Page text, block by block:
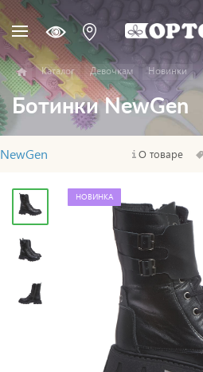
Каталог Девочкам Новинки
Ботинки NewGen
NewGen О товаре
НОВИНКА